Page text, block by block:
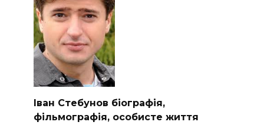
Іван Стебунов біографія,
фільмографія, особисте життя